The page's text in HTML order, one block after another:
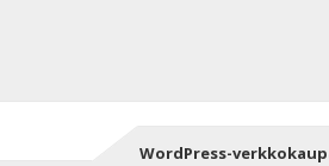
WordPress-